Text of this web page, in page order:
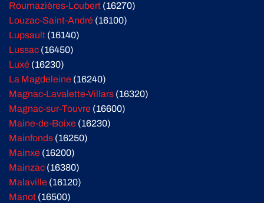
Roumazières-Loubert (16270)
Louzac-Saint-André (16100)
Lupsault (16140)
Lussac (16450)
Luxé (16230)
La Magdeleine (16240)
Magnac-Lavalette-Villars (16320)
Magnac-sur-Touvre (16600)
Maine-de-Boixe (16230)
Mainfonds (16250)
Mainxe (16200)
Mainzac (16380)
Malaville (16120)
Manot (16500)